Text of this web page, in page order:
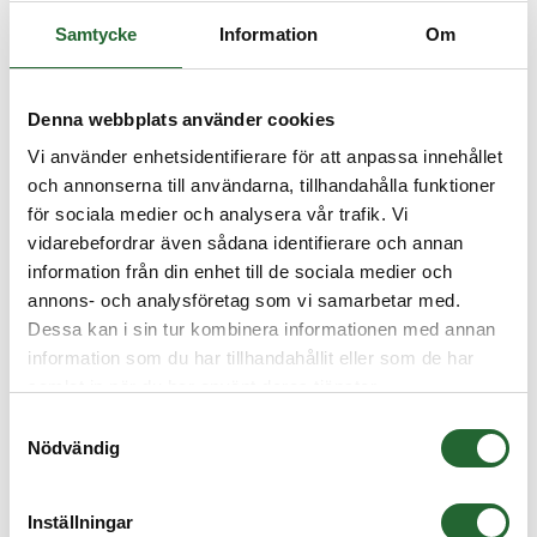
Samtycke Information Om
Denna webbplats använder cookies
Vi använder enhetsidentifierare för att anpassa innehållet
och annonserna till användarna, tillhandahålla funktioner
för sociala medier och analysera vår trafik. Vi
vidarebefordrar även sådana identifierare och annan
information från din enhet till de sociala medier och
annons- och analysföretag som vi samarbetar med.
Dessa kan i sin tur kombinera informationen med annan
information som du har tillhandahållit eller som de har
Nödvändig
Inställningar